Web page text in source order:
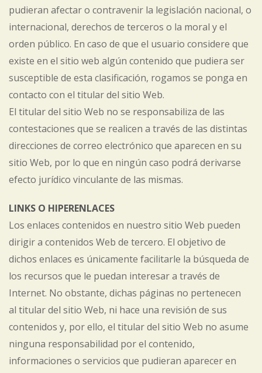
pudieran afectar o contravenir la legislación nacional, o
internacional, derechos de terceros o la moral y el
orden público. En caso de que el usuario considere que
existe en el sitio web algún contenido que pudiera ser
susceptible de esta clasificación, rogamos se ponga en
contacto con el titular del sitio Web.
El titular del sitio Web no se responsabiliza de las
contestaciones que se realicen a través de las distintas
direcciones de correo electrónico que aparecen en su
sitio Web, por lo que en ningún caso podrá derivarse
efecto jurídico vinculante de las mismas.
LINKS O HIPERENLACES
Los enlaces contenidos en nuestro sitio Web pueden
dirigir a contenidos Web de tercero. El objetivo de
dichos enlaces es únicamente facilitarle la búsqueda de
los recursos que le puedan interesar a través de
Internet. No obstante, dichas páginas no pertenecen
al titular del sitio Web, ni hace una revisión de sus
contenidos y, por ello, el titular del sitio Web no asume
ninguna responsabilidad por el contenido,
informaciones o servicios que pudieran aparecer en